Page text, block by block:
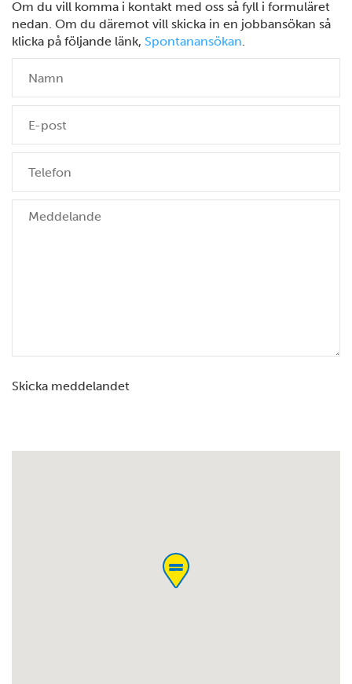
Om du vill komma i kontakt med oss så fyll i formuläret
nedan. Om du däremot vill skicka in en jobbansökan så
klicka på följande länk, Spontanansökan.
Skicka meddelandet